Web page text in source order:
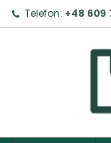
Telefon: +48 609